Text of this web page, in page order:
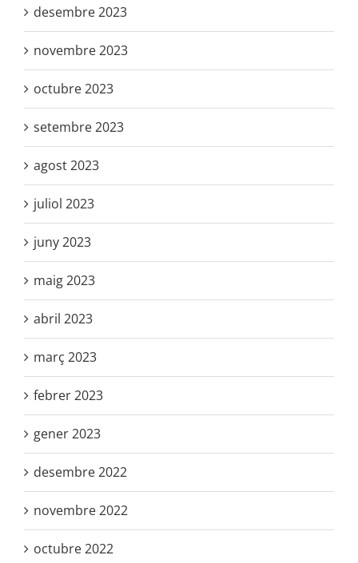
desembre 2023
novembre 2023
octubre 2023
setembre 2023
agost 2023
juliol 2023
juny 2023
maig 2023
abril 2023
març 2023
febrer 2023
gener 2023
desembre 2022
novembre 2022
octubre 2022